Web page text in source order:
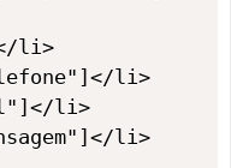
li>
li>
li>
li>